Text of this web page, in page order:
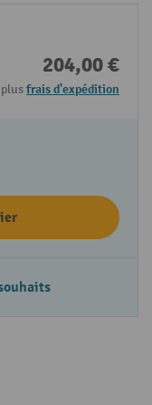
204,00 €
frais d'expédition